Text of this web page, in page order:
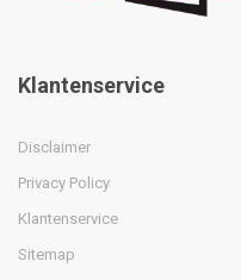
Klantenservice
Disclaimer
Privacy Policy
Klantenservice
Sitemap